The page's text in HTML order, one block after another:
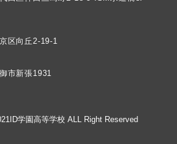
区向丘2-19-1
学園高等学校 ALL Right Reserved